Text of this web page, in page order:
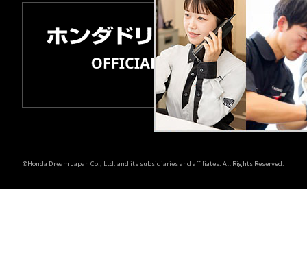
©Honda Dream Japan Co., Ltd. and its subsidiaries and affiliates. All Rights Reserved.